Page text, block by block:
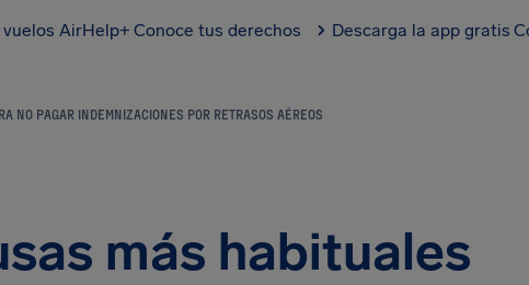
AirHelp+ Conoce tus derechos Descarga la app gratis
NO PAGAR INDEMNIZACIONES POR RETRASOS AÉREOS
más habituales